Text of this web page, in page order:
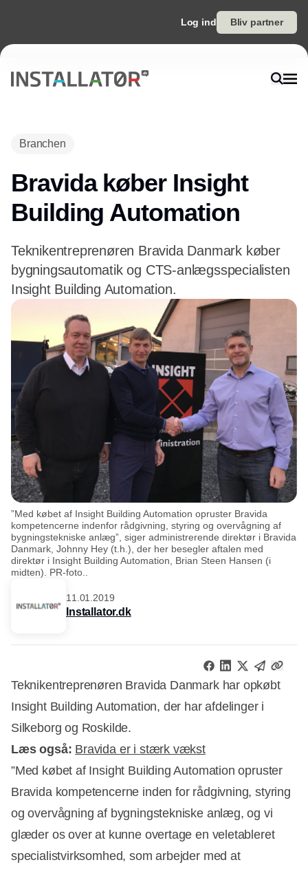
Log ind Bliv partner
Branchen
Bravida køber Insight
Building Automation
Teknikentreprenøren Bravida Danmark køber
bygningsautomatik og CTS-anlægsspecialisten
Insight Building Automation.
”Med købet af Insight Building Automation opruster Bravida
kompetencerne indenfor rådgivning, styring og overvågning af
bygningstekniske anlæg”, siger administrerende direktør i Bravida
Danmark, Johnny Hey (t.h.), der her besegler aftalen med
direktør i Insight Building Automation, Brian Steen Hansen (i
midten). PR-foto..
11.01.2019
Installator.dk
Teknikentreprenøren Bravida Danmark har opkøbt
Insight Building Automation, der har afdelinger i
Silkeborg og Roskilde.
Læs også: Bravida er i stærk vækst
”Med købet af Insight Building Automation opruster
Bravida kompetencerne inden for rådgivning, styring
og overvågning af bygningstekniske anlæg, og vi
glæder os over at kunne overtage en veletableret
specialistvirksomhed, som arbejder med at